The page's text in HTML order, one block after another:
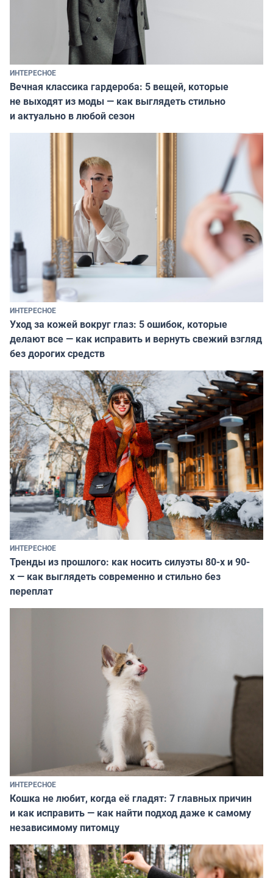
ИНТЕРЕСНОЕ
Вечная классика гардероба: 5 вещей, которые
не выходят из моды — как выглядеть стильно
и актуально в любой сезон
ИНТЕРЕСНОЕ
Уход за кожей вокруг глаз: 5 ошибок, которые
делают все — как исправить и вернуть свежий взгляд
без дорогих средств
ИНТЕРЕСНОЕ
Тренды из прошлого: как носить силуэты 80-х и 90-
х — как выглядеть современно и стильно без
переплат
ИНТЕРЕСНОЕ
Кошка не любит, когда её гладят: 7 главных причин
и как исправить — как найти подход даже к самому
независимому питомцу